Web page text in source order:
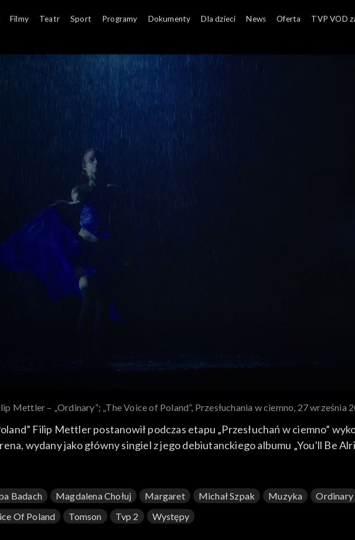
Mettler – „Ordinary”; „The Voice of Poland”, Przesłuchania w ciemno, 27 września
Filip Mettler postanowił podczas etapu „Przesłuchań w ciemno”
wydany jako główny singiel z jego debiutanckiego albumu „You'll Be
2025 roku na antenie TVP2.
Badach Magdalena Chołuj Margaret Michał Szpak Muzyka Ordinary
Of Poland Tomson Tvp 2 Występy
Filmy Teatr Sport Programy Dokumenty Dla dzieci News Oferta TVP VOD